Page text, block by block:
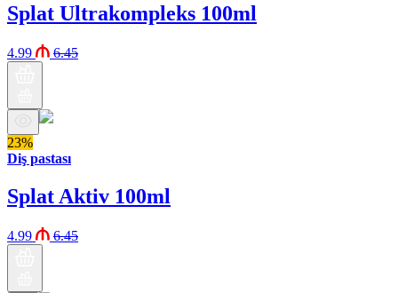
Splat Ultrakompleks 100ml
4.99 6.45
23%
Diş pastası
Splat Aktiv 100ml
4.99 6.45